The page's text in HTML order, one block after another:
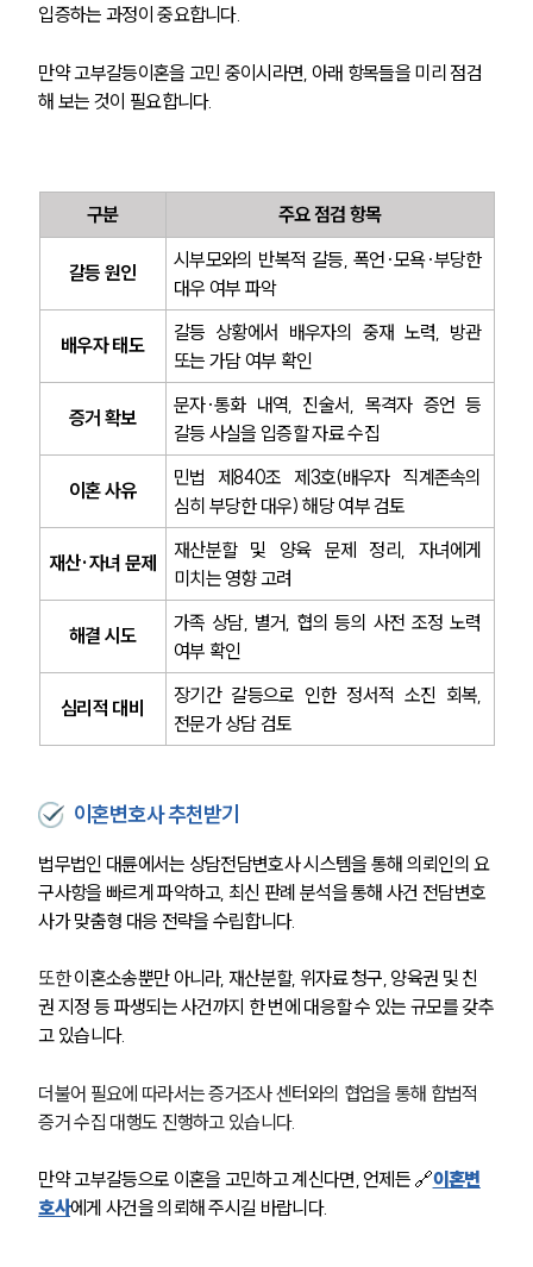
입증하는 과정이 중요합니다.
만약 고부갈등이혼을 고민 중이시라면, 아래 항목들을 미리 점검
해 보는 것이 필요합니다.
구분 주요 점검 항목
갈등 원인
시부모와의 반복적 갈등, 폭언·모욕·부당한
대우 여부 파악
배우자 태도
갈등 상황에서 배우자의 중재 노력, 방관
또는 가담 여부 확인
증거 확보
문자·통화 내역, 진술서, 목격자 증언 등
갈등 사실을 입증할 자료 수집
이혼 사유
민법 제840조 제3호(배우자 직계존속의
심히 부당한 대우) 해당 여부 검토
재산·자녀 문제
재산분할 및 양육 문제 정리, 자녀에게
미치는 영향 고려
해결 시도
가족 상담, 별거, 협의 등의 사전 조정 노력
여부 확인
심리적 대비
장기간 갈등으로 인한 정서적 소진 회복,
전문가 상담 검토
이혼변호사 추천받기
법무법인 대륜에서는 상담전담변호사 시스템을 통해 의뢰인의 요
구사항을 빠르게 파악하고, 최신 판례 분석을 통해 사건 전담변호
사가 맞춤형 대응 전략을 수립합니다.
또한 이혼소송뿐만 아니라, 재산분할, 위자료 청구, 양육권 및 친
권 지정 등 파생되는 사건까지 한 번에 대응할 수 있는 규모를 갖추
고 있습니다.
더불어 필요에 따라서는 증거조사 센터와의 협업을 통해 합법적
증거 수집 대행도 진행하고 있습니다.
만약 고부갈등으로 이혼을 고민하고 계신다면, 언제든 🔗이혼변
호사에게 사건을 의뢰해 주시길 바랍니다.